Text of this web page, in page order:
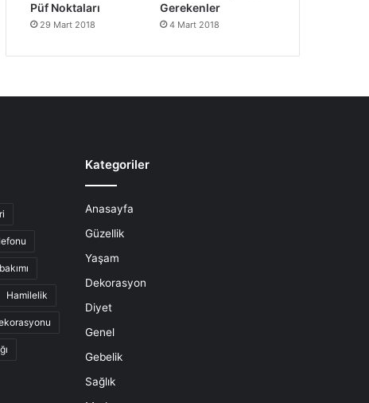
Püf Noktaları
29 Mart 2018
Gerekenler
4 Mart 2018
Hamilelik
Kategoriler
Anasayfa
Güzellik
Yaşam
Dekorasyon
Diyet
Genel
Gebelik
Sağlık